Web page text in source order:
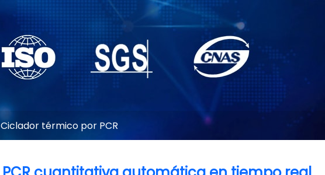
Ciclador térmico por PCR